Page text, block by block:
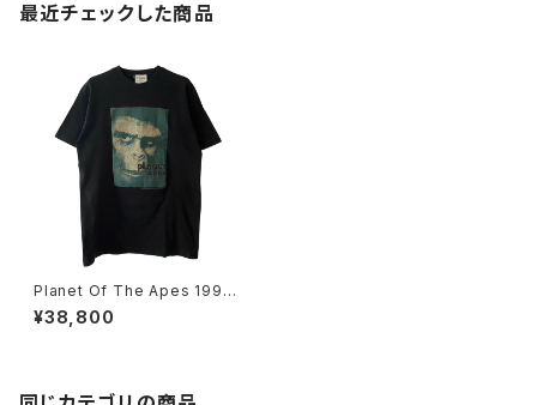
最近チェックした商品
Planet Of The Apes 1997
猿の惑星 Movie Promo Tee
¥38,800